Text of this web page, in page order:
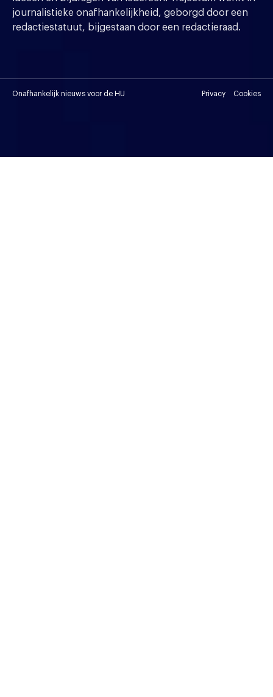
journalistieke onafhankelijkheid, geborgd door een
redactiestatuut, bijgestaan door een redactieraad.
Onafhankelijk nieuws voor de HU Privacy Cookies